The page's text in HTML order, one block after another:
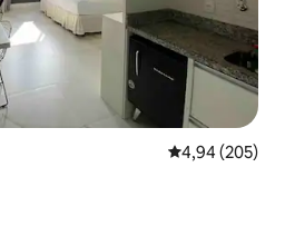
Gemiddelde
4,94 (205)